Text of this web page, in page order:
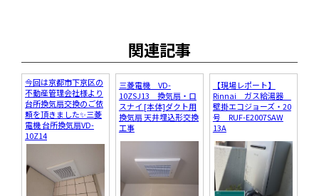
関連記事
今回は京都市下京区の
不動産管理会社様より
台所換気扇交換のご依
頼を頂きました✨三菱
電機 台所換気扇VD-
10Z14
三菱電機 VD-
10ZSJ13 換気扇・ロ
スナイ [本体]ダクト用
換気扇 天井埋込形交換
工事
【現場レポート】
Rinnai ガス給湯器
壁掛エコジョーズ・20
号 RUF-E2007SAW
13A